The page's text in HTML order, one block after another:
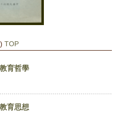
TOP
育哲學
育思想